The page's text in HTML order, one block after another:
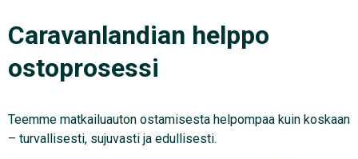
Caravanlandian helppo
ostoprosessi
Teemme matkailuauton ostamisesta helpompaa kuin koskaan
– turvallisesti, sujuvasti ja edullisesti.